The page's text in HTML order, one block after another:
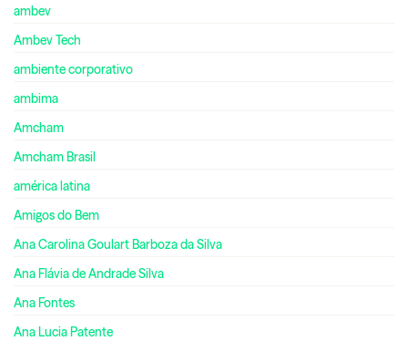
ambev
Ambev Tech
ambiente corporativo
ambima
Amcham
Amcham Brasil
américa latina
Amigos do Bem
Ana Carolina Goulart Barboza da Silva
Ana Flávia de Andrade Silva
Ana Fontes
Ana Lucia Patente